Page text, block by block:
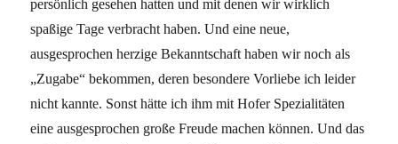
persönlich gesehen hatten und mit denen wir wirklich
spaßige Tage verbracht haben. Und eine neue,
ausgesprochen herzige Bekanntschaft haben wir noch als
„Zugabe“ bekommen, deren besondere Vorliebe ich leider
nicht kannte. Sonst hätte ich ihm mit Hofer Spezialitäten
eine ausgesprochen große Freude machen können. Und das